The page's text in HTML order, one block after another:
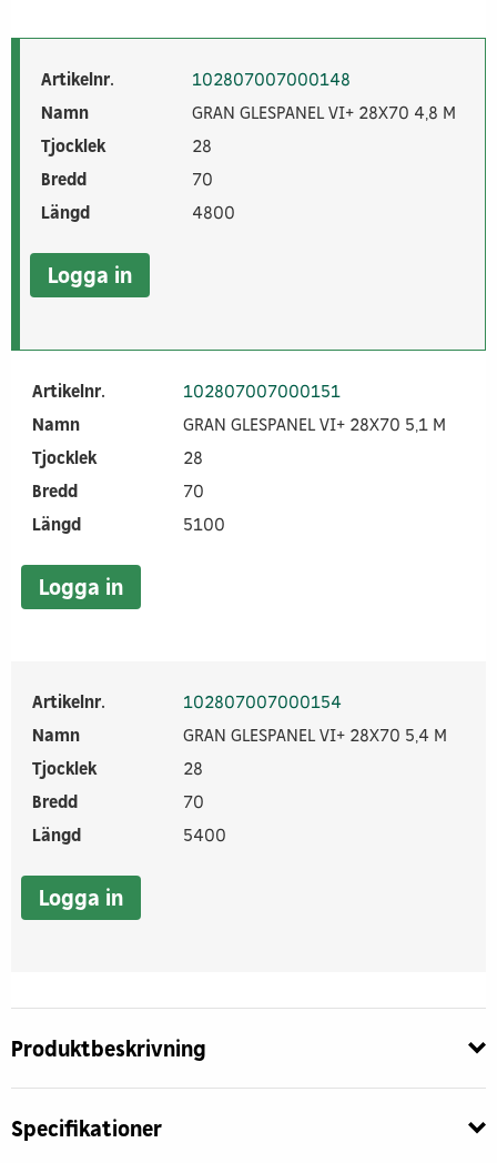
Artikelnr.
102807007000148
Namn
GRAN GLESPANEL VI+ 28X70 4,8 M
Tjocklek
28
Bredd
70
Längd
4800
Logga in
Artikelnr.
102807007000151
Namn
GRAN GLESPANEL VI+ 28X70 5,1 M
Tjocklek
28
Bredd
70
Längd
5100
Logga in
Artikelnr.
102807007000154
Namn
GRAN GLESPANEL VI+ 28X70 5,4 M
Tjocklek
28
Bredd
70
Längd
5400
Logga in
Produktbeskrivning
Specifikationer